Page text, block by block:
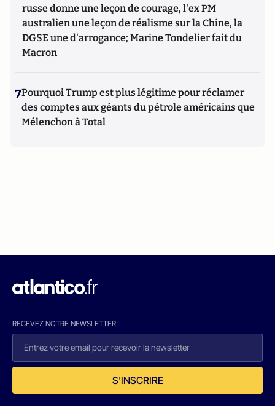
russe donne une leçon de courage, l'ex PM
australien une leçon de réalisme sur la Chine, la
DGSE une d'arrogance; Marine Tondelier fait du
Macron
7Pourquoi Trump est plus légitime pour réclamer
des comptes aux géants du pétrole américains que
Mélenchon à Total
RECEVEZ NOTRE NEWSLETTER
S'INSCRIRE